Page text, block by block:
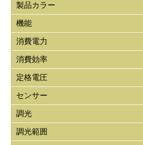
製品カラー
機能
消費電力
消費効率
定格電圧
センサー
調光
調光範囲